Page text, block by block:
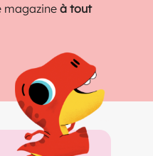
magazineà tout